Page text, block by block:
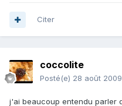
Citer
coccolite
Posté(e) 28 août 2009
j'ai beaucoup entendu parler